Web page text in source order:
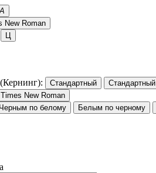
A
New Roman
Ц
Стандартный Стандартный
Times New Roman
Черным по белому Белым по черному